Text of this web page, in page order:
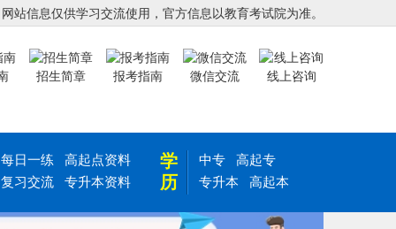
站信息仅供学习交流使用，官方信息以教育考试院为准。
招生简章 报考指南 微信交流 线上咨询
每日一练
高起点资料
复习交流
专升本资料
学
历
中专
高起专
专升本
高起本